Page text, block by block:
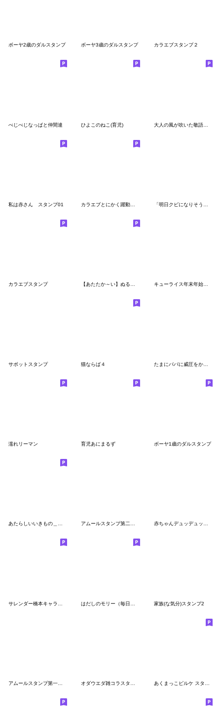
ボーヤ2歳のダルスタンプ ボーヤ3歳のダルスタンプ カラエブスタンプ２
べじべじなっぱと仲間達 ひよこのねこ(育児) 大人の風が吹いた敬語のマルちゃんたち2
私は赤さん スタンプ01
カラエブスタンプ 【あたたか～い】ぬるっとしたブタ キューライス年末年始スタンプ
サボットスタンプ 猫ならば４ たまにパパに威圧をかけるママスタンプ2
濡れリーマン 育児あにまるず ボーヤ1歳のダルスタンプ
あたらしいいきもの＿やりとり アムールスタンプ第二弾！！ 赤ちゃんデュッデュッアデュッチ！
家族(な気分)スタンプ2